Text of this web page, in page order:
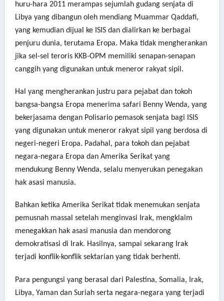
huru-hara 2011 merampas sejumlah gudang senjata di
Libya yang dibangun oleh mendiang Muammar Qaddafi,
yang kemudian dijual ke ISIS dan dialirkan ke berbagai
penjuru dunia, terutama Eropa. Maka tidak mengherankan
jika sel-sel teroris KKB-OPM memiliki senapan-senapan
canggih yang digunakan untuk meneror rakyat sipil.
Hal yang mengherankan justru para pejabat dan tokoh
bangsa-bangsa Eropa menerima safari Benny Wenda, yang
bekerjasama dengan Polisario pemasok senjata bagi ISIS
yang digunakan untuk meneror rakyat sipil yang berdosa di
negeri-negeri Eropa. Padahal, para tokoh dan pejabat
negara-negara Eropa dan Amerika Serikat yang
mendukung Benny Wenda, selalu menyerukan penegakan
hak asasi manusia.
Bahkan ketika Amerika Serikat tidak menemukan senjata
pemusnah massal setelah menginvasi Irak, mengklaim
menegakkan hak asasi manusia dan mendorong
demokratisasi di Irak. Hasilnya, sampai sekarang Irak
terjadi konflik-konflik sektarian yang tidak berhenti.
Para pengungsi yang berasal dari Palestina, Somalia, Irak,
Libya, Yaman dan Suriah serta negara-negara yang terjadi